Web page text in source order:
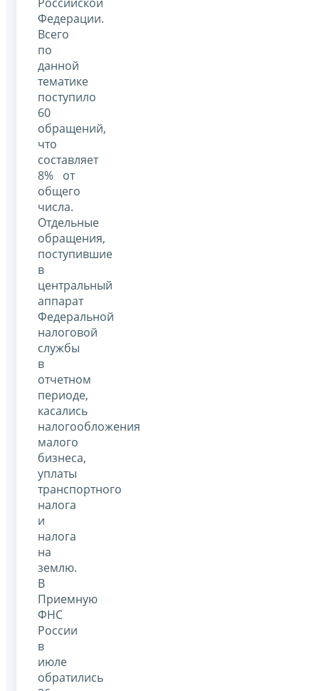
Федерации.
Всего
по
данной
тематике
поступило
60
обращений,
что
составляет
8% от
общего
числа.
Отдельные
обращения,
поступившие
в
центральный
аппарат
Федеральной
налоговой
службы
в
отчетном
периоде,
касались
налогообложения
малого
бизнеса,
уплаты
транспортного
налога
и
налога
на
землю.
В
Приемную
ФНС
России
в
июле
обратились